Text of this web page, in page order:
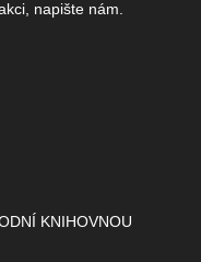
webu a zaštiťuje